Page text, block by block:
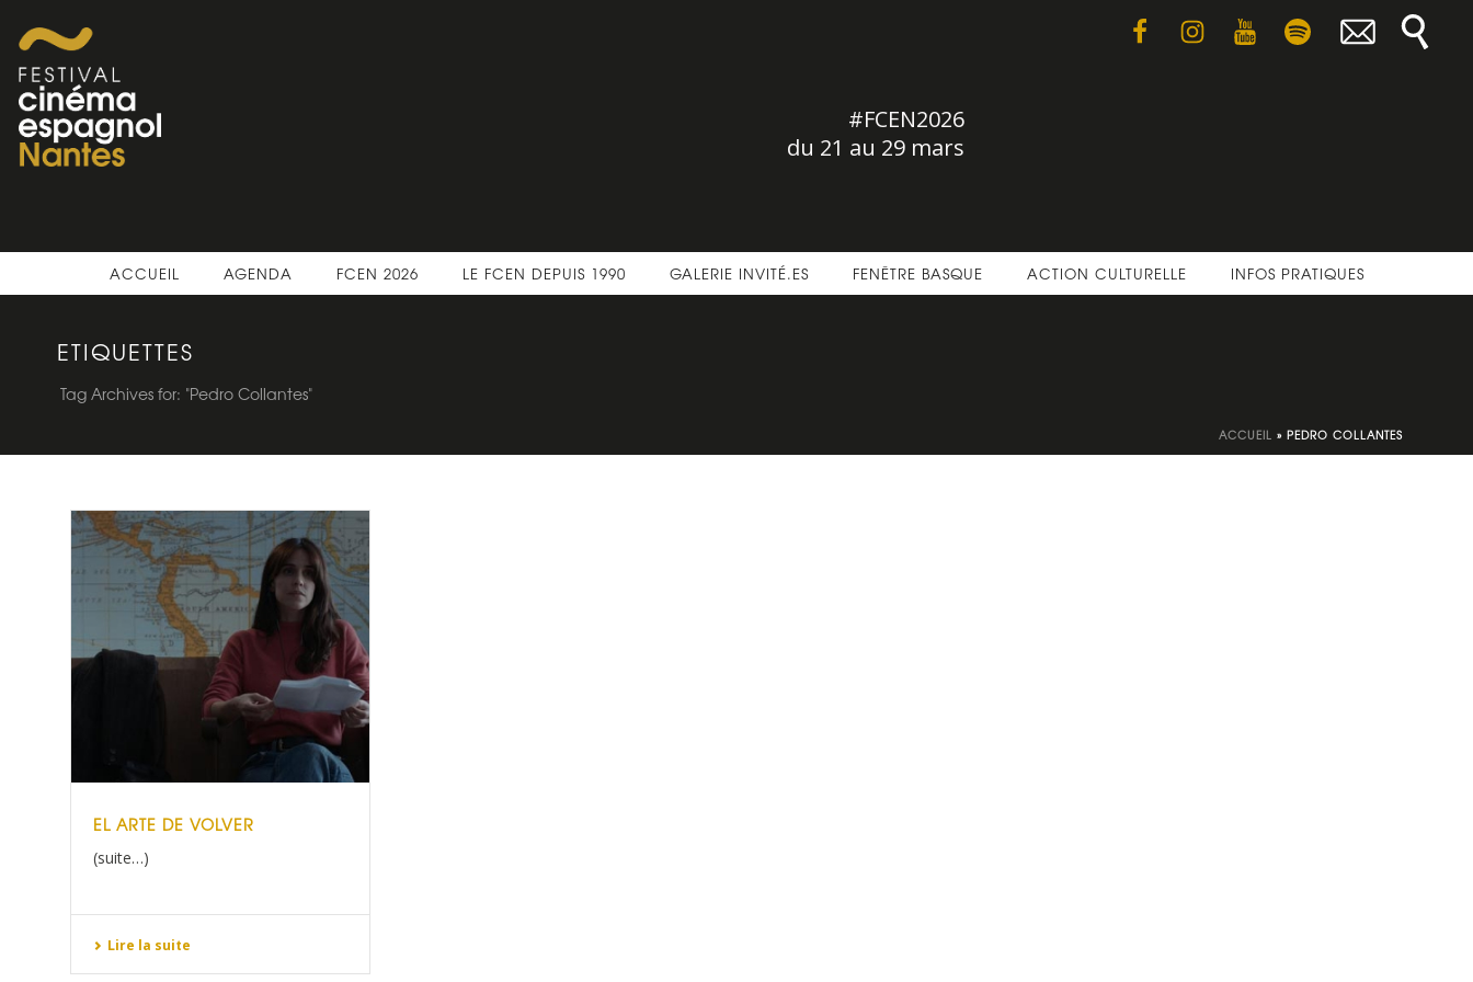
#FCEN2026
du 21 au 29 mars
ACCUEIL AGENDA FCEN 2026 LE FCEN DEPUIS 1990 GALERIE INVITÉ.ES FENÊTRE BASQUE ACTION CULTURELLE INFOS PRATIQUES
ETIQUETTES
Tag Archives for: "Pedro Collantes"
ACCUEIL » PEDRO COLLANTES
EL ARTE DE VOLVER
(suite…)
Lire la suite